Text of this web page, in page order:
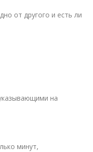
от другого и есть ли
на
минут,